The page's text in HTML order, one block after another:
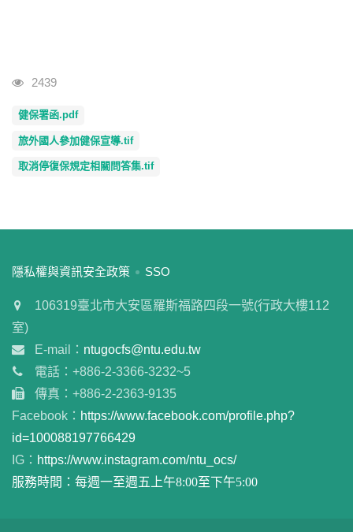
瀏覽人次
2439
健保署函.pdf
旅外國人參加健保宣導.tif
取消停復保規定相關問答集.tif
:::
隱私權與資訊安全政策 SSO
106319臺北市大安區羅斯福路四段一號(行政大樓112
室)
E-mail： ntugocfs@ntu.edu.tw
電話：+886-2-3366-3232~5
傳真：+886-2-2363-9135
Facebook： https://www.facebook.com/profile.php?
id=100088197766429
IG： https://www.instagram.com/ntu_ocs/
服務時間：每週一至週五上午8:00至下午5:00